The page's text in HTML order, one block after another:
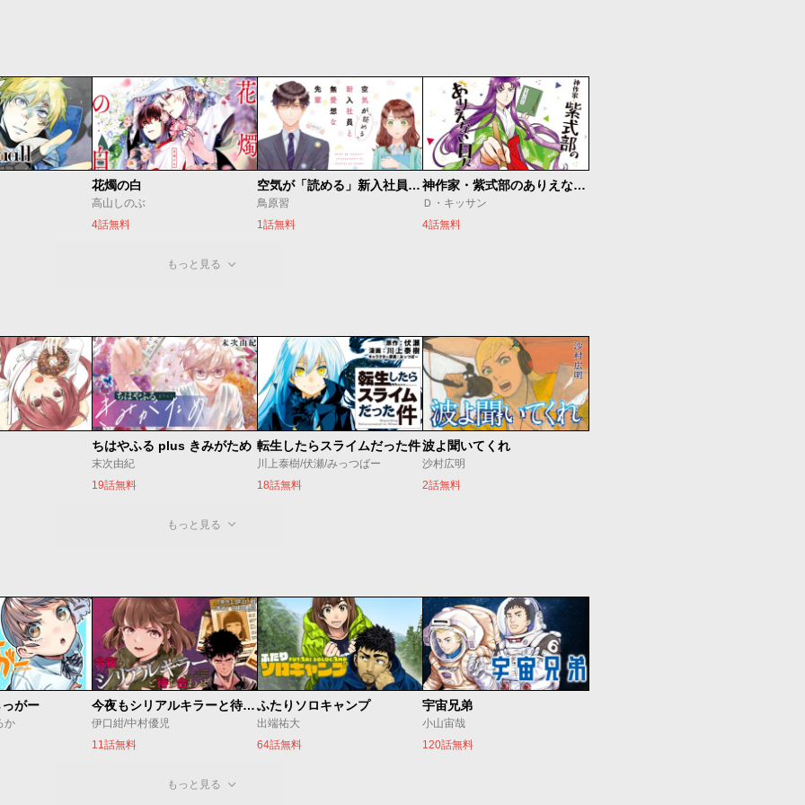
花燭の白
高山しのぶ
4話無料
空気が「読める」新入社員と無愛想な先輩
鳥原習
1話無料
神作家・紫式部のありえない日々
Ｄ・キッサン
4話無料
もっと見る
ちはやふる plus きみがため
末次由紀
19話無料
転生したらスライムだった件
川上泰樹/伏瀬/みっつばー
18話無料
波よ聞いてくれ
沙村広明
2話無料
もっと見る
がー
か
今夜もシリアルキラーと待ち合わせ
伊口紺/中村優児
11話無料
ふたりソロキャンプ
出端祐大
64話無料
宇宙兄弟
小山宙哉
120話無料
もっと見る